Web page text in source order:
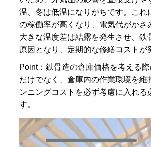
温、冬は低温になりがちです。これ
の稼働率が高くなり、電気代がかさ
大きな温度差は結露を発生させ、鉄
原因となり、定期的な修繕コストが
Point：鉄骨造の倉庫価格を考える際
だけでなく、倉庫内の作業環境を維
ンニングコストを必ず考慮に入れる
す。